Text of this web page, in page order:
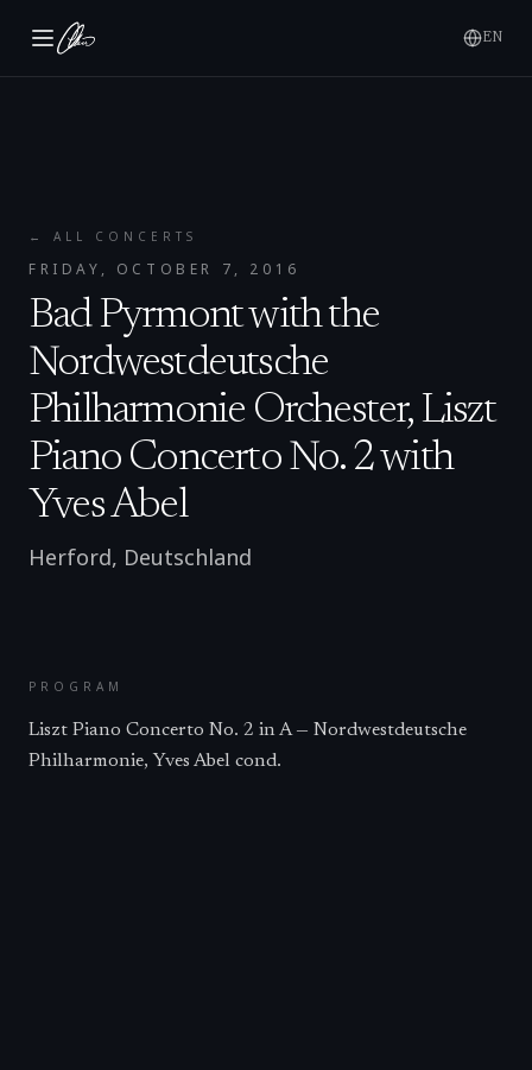
EN
← ALL CONCERTS
FRIDAY, OCTOBER 7, 2016
Bad Pyrmont with the
Nordwestdeutsche
Philharmonie Orchester, Liszt
Piano Concerto No. 2 with
Yves Abel
Herford, Deutschland
PROGRAM
Liszt Piano Concerto No. 2 in A — Nordwestdeutsche
Philharmonie, Yves Abel cond.